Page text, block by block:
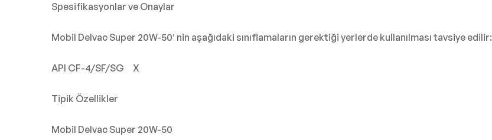
Spesifikasyonlar ve Onaylar
Mobil Delvac Super 20W-50′ nin aşağıdaki sınıflamaların gerektiği yerlerde kullanılması tavsiye edilir:
API CF-4/SF/SG X
Tipik Özellikler
Mobil Delvac Super 20W-50